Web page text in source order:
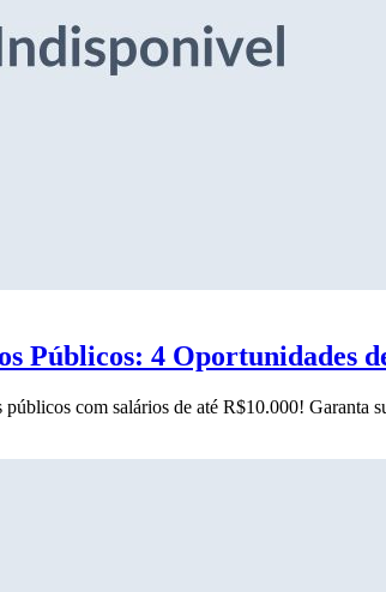
Públicos: 4 Oportunidades
com salários de até R$10.000! Garanta